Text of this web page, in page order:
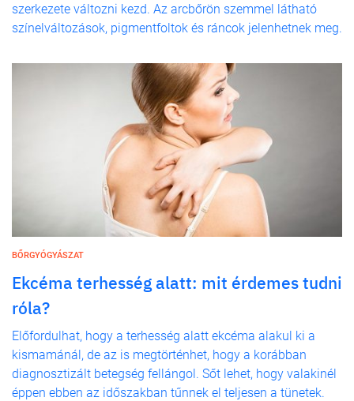
szerkezete változni kezd. Az arcbőrön szemmel látható
színelváltozások, pigmentfoltok és ráncok jelenhetnek meg.
BŐRGYÓGYÁSZAT
Ekcéma terhesség alatt: mit érdemes tudni
róla?
Előfordulhat, hogy a terhesség alatt ekcéma alakul ki a
kismamánál, de az is megtörténhet, hogy a korábban
diagnosztizált betegség fellángol. Sőt lehet, hogy valakinél
éppen ebben az időszakban tűnnek el teljesen a tünetek.